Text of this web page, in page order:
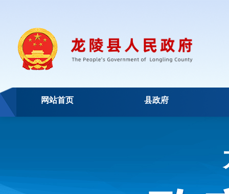
网站首页 县政府